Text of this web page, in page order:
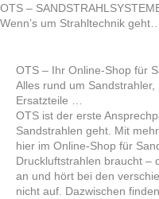
OTS –
Wenn’s um Strahltechnik geht…
OTS – Ihr Online-Shop für
Alles rund um
Ersatzteile …
OTS ist der erste
Sandstrahlen geht. Mit
hier im Online-Shop für
Druckluftstrahlen braucht –
an und hört bei den
nicht auf. Dazwischen